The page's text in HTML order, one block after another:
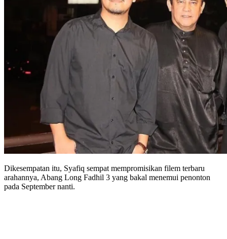
Dikesempatan itu, Syafiq sempat mempromisikan filem terbaru
arahannya, Abang Long Fadhil 3 yang bakal menemui penonton
pada September nanti.